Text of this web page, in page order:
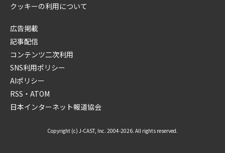
クッキーの利用について
広告掲載
記事配信
コンテンツ二次利用
SNS利用ポリシー
AIポリシー
RSS・ATOM
日本インターネット報道協会
Copyright (c) J-CAST, Inc. 2004-2026. All rights reserved.